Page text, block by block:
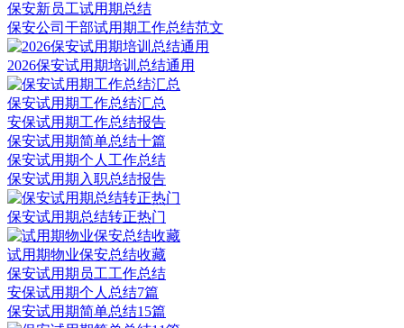
保安新员工试用期总结
保安公司干部试用期工作总结范文
2026保安试用期培训总结通用
保安试用期工作总结汇总
安保试用期工作总结报告
保安试用期简单总结十篇
保安试用期个人工作总结
保安试用期入职总结报告
保安试用期总结转正热门
试用期物业保安总结收藏
保安试用期员工工作总结
安保试用期个人总结7篇
保安试用期简单总结15篇